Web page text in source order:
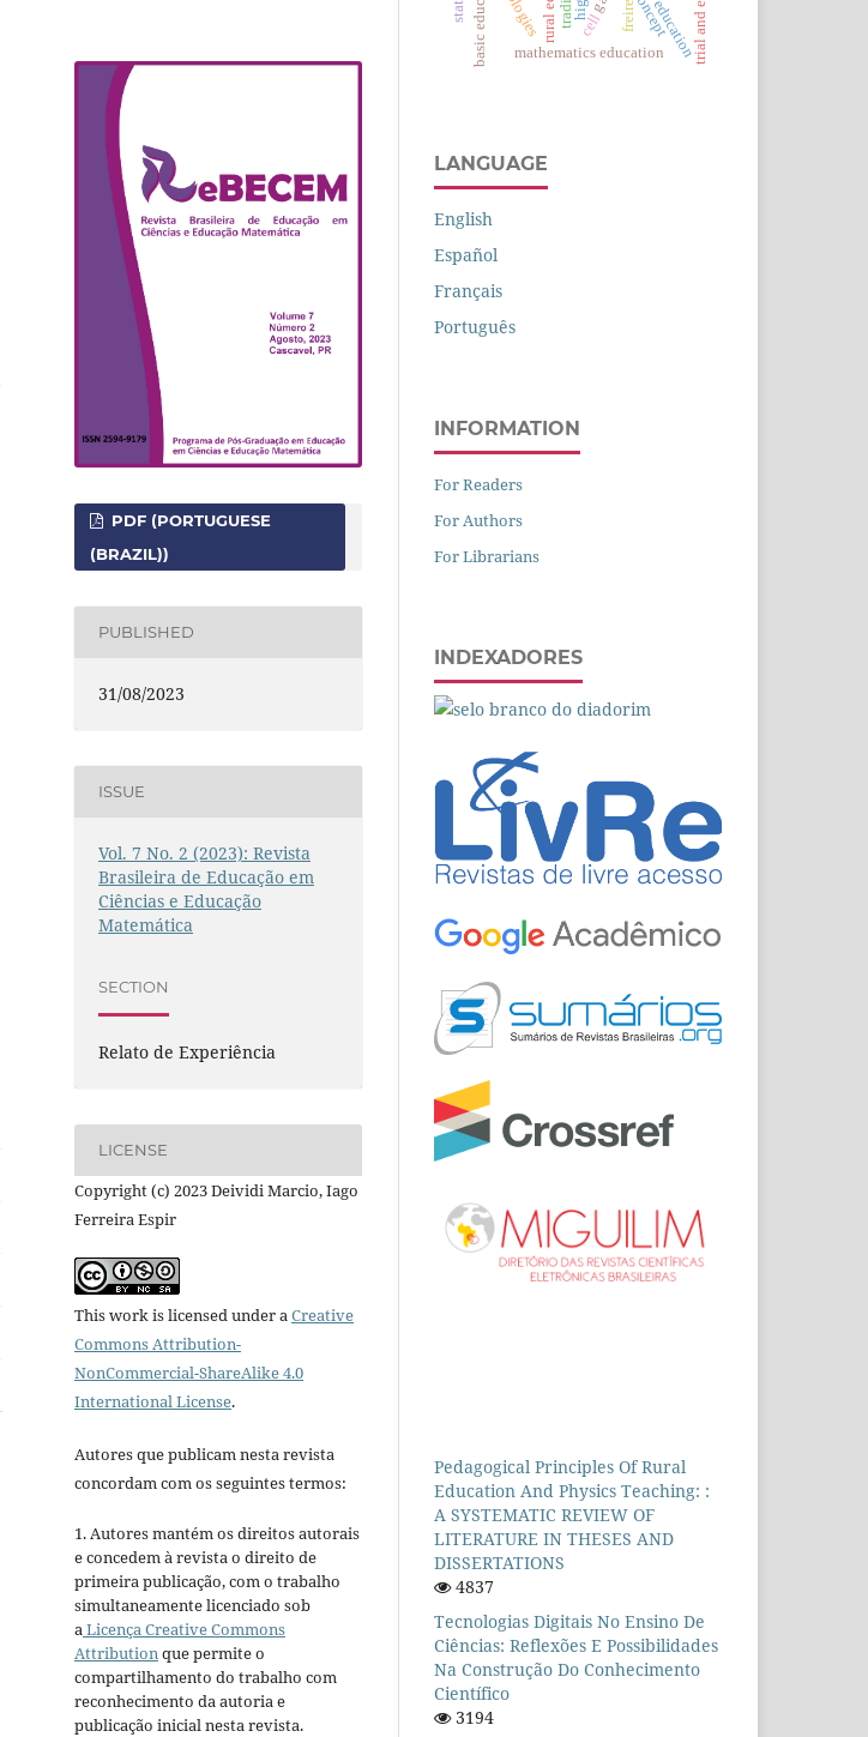
PDF (PORTUGUESE
(BRAZIL))
PUBLISHED
31/08/2023
ISSUE
Vol. 7 No. 2 (2023): Revista
Brasileira de Educação em
Ciências e Educação
Matemática
SECTION
Relato de Experiência
LICENSE
Copyright (c) 2023 Deividi Marcio, Iago
Ferreira Espir
This work is licensed under aCreative
Commons Attribution-
NonCommercial-ShareAlike 4.0
International License.
Autores que publicam nesta revista
concordam com os seguintes termos:
1. Autores mantém os direitos autorais
e concedem à revista o direito de
primeira publicação, com o trabalho
simultaneamente licenciado sob
aLicença Creative Commons
Attributionque permite o
compartilhamento do trabalho com
reconhecimento da autoria e
publicação inicial nesta revista.
mathematics education
concept
cell educationtrial and error
freire
LANGUAGE
English
Español
Français
Português
INFORMATION
For Readers
For Authors
For Librarians
INDEXADORES
Pedagogical Principles Of Rural
Education And Physics Teaching: :
A SYSTEMATIC REVIEW OF
LITERATURE IN THESES AND
DISSERTATIONS
4837
Tecnologias Digitais No Ensino De
Ciências: Reflexões E Possibilidades
Na Construção Do Conhecimento
Científico
3194